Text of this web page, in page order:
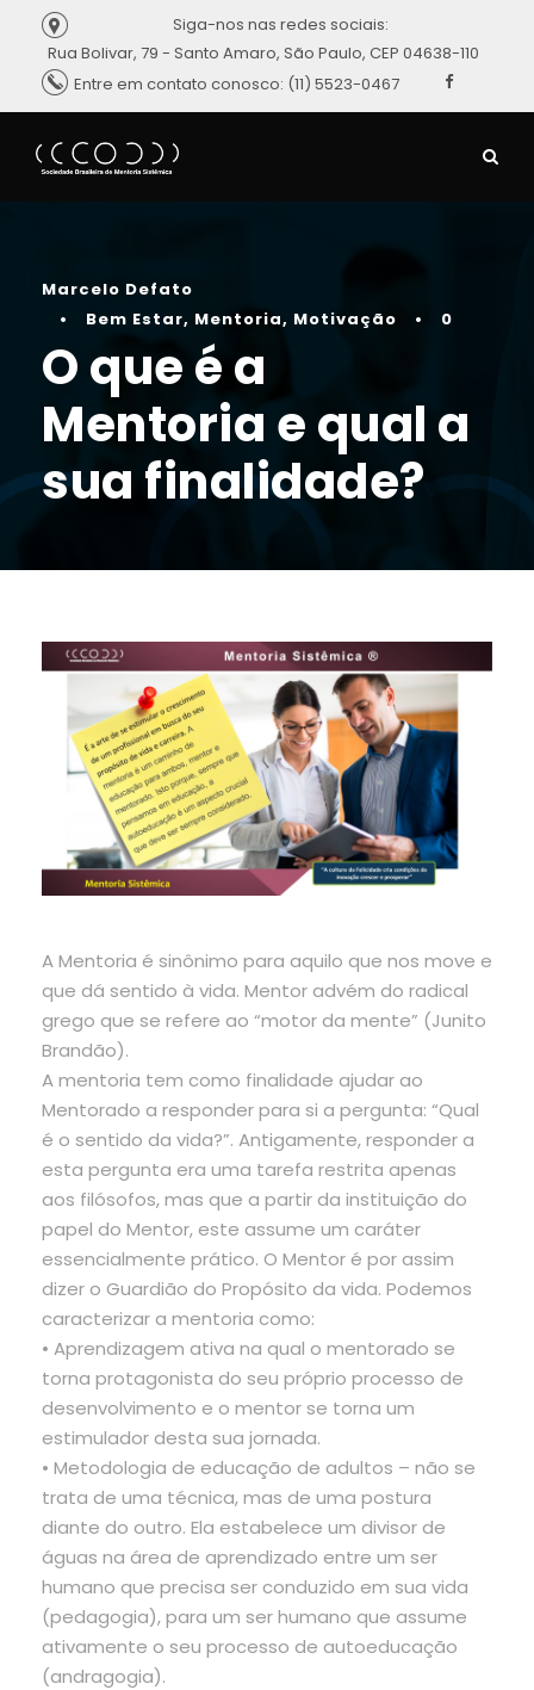
Rua Bolivar, 79 - Santo Amaro, São Paulo, CEP 04638-110
Entre em contato conosco: (11) 5523-0467
Siga-nos nas redes sociais:
Marcelo Defato
•
Bem Estar, Mentoria, Motivação • 0
O que é a
Mentoria e qual a
sua finalidade?
A Mentoria é sinônimo para aquilo que nos move e
que dá sentido à vida. Mentor advém do radical
grego que se refere ao “motor da mente” (Junito
Brandão).
A mentoria tem como finalidade ajudar ao
Mentorado a responder para si a pergunta: “Qual
é o sentido da vida?”. Antigamente, responder a
esta pergunta era uma tarefa restrita apenas
aos filósofos, mas que a partir da instituição do
papel do Mentor, este assume um caráter
essencialmente prático. O Mentor é por assim
dizer o Guardião do Propósito da vida. Podemos
caracterizar a mentoria como:
• Aprendizagem ativa na qual o mentorado se
torna protagonista do seu próprio processo de
desenvolvimento e o mentor se torna um
estimulador desta sua jornada.
• Metodologia de educação de adultos – não se
trata de uma técnica, mas de uma postura
diante do outro. Ela estabelece um divisor de
águas na área de aprendizado entre um ser
humano que precisa ser conduzido em sua vida
(pedagogia), para um ser humano que assume
ativamente o seu processo de autoeducação
(andragogia).